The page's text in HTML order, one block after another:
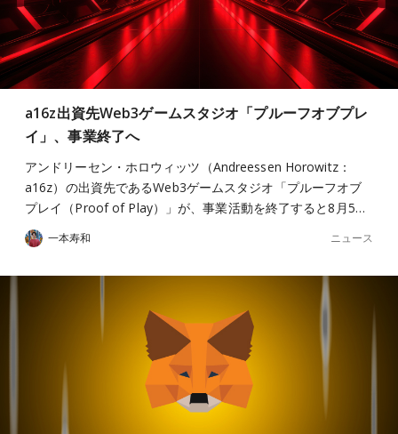
a16z出資先Web3ゲームスタジオ「プルーフオブプレ
イ」、事業終了へ
アンドリーセン・ホロウィッツ（Andreessen Horowitz：
a16z）の出資先であるWeb3ゲームスタジオ「プルーフオブ
プレイ（Proof of Play）」が、事業活動を終了すると8月5…
一本寿和 ニュース